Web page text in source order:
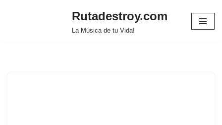
Rutadestroy.com
La Música de tu Vida!